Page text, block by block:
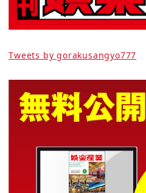
Tweets by gorakusangyo777